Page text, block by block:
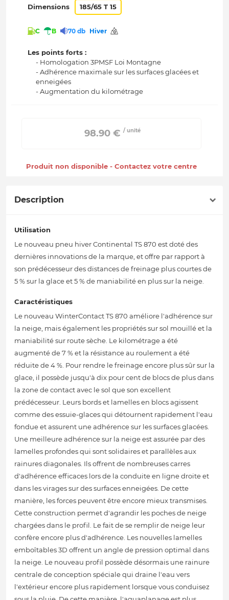
Dimensions 185/65 T 15
C B 70 db Hiver
Les points forts :
- Homologation 3PMSF Loi Montagne
- Adhérence maximale sur les surfaces glacées et
enneigées
- Augmentation du kilométrage
98.90 € / unité
Produit non disponible - Contactez votre centre
Description
Utilisation
Le nouveau pneu hiver Continental TS 870 est doté des
dernières innovations de la marque, et offre par rapport à
son prédécesseur des distances de freinage plus courtes de
5 % sur la glace et 5 % de maniabilité en plus sur la neige.
Caractéristiques
Le nouveau WinterContact TS 870 améliore l'adhérence sur
la neige, mais également les propriétés sur sol mouillé et la
maniabilité sur route sèche. Le kilométrage a été
augmenté de 7 % et la résistance au roulement a été
réduite de 4 %. Pour rendre le freinage encore plus sûr sur la
glace, il possède jusqu'à dix pour cent de blocs de plus dans
la zone de contact avec le sol que son excellent
prédécesseur. Leurs bords et lamelles en blocs agissent
comme des essuie-glaces qui détournent rapidement l'eau
fondue et assurent une adhérence sur les surfaces glacées.
Une meilleure adhérence sur la neige est assurée par des
lamelles profondes qui sont solidaires et parallèles aux
rainures diagonales. Ils offrent de nombreuses carres
d'adhérence efficaces lors de la conduite en ligne droite et
dans les virages sur des surfaces enneigées. De cette
manière, les forces peuvent être encore mieux transmises.
Cette construction permet d'agrandir les poches de neige
chargées dans le profil. Le fait de se remplir de neige leur
confère encore plus d'adhérence. Les nouvelles lamelles
emboîtables 3D offrent un angle de pression optimal dans
la neige. Le nouveau profil possède désormais une rainure
centrale de conception spéciale qui draine l'eau vers
l'extérieur encore plus rapidement lorsque vous conduisez